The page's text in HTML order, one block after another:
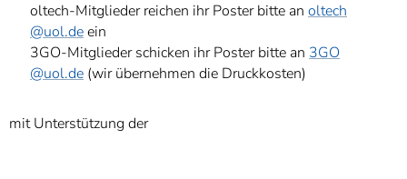
oltech-Mitglieder reichen ihr Poster bitte an oltech
@uol.deein
3GO-Mitglieder schicken ihr Poster bitte an 3GO
@uol.de (wir übernehmen die Druckkosten)
mit Unterstützung der